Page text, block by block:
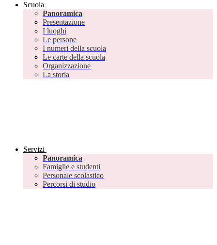
Scuola
Panoramica
Presentazione
I luoghi
Le persone
I numeri della scuola
Le carte della scuola
Organizzazione
La storia
Servizi
Panoramica
Famiglie e studenti
Personale scolastico
Percorsi di studio